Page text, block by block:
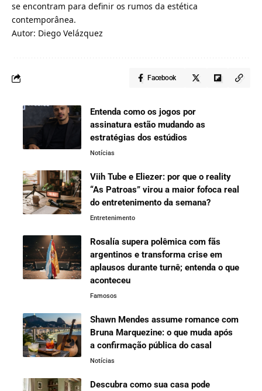
se encontram para definir os rumos da estética
contemporânea.
Autor: Diego Velázquez
Facebook
Entenda como os jogos por
assinatura estão mudando as
estratégias dos estúdios
Notícias
Viih Tube e Eliezer: por que o reality
“As Patroas” virou a maior fofoca real
do entretenimento da semana?
Entretenimento
Rosalía supera polêmica com fãs
argentinos e transforma crise em
aplausos durante turnê; entenda o que
aconteceu
Famosos
Shawn Mendes assume romance com
Bruna Marquezine: o que muda após
a confirmação pública do casal
Notícias
Descubra como sua casa pode